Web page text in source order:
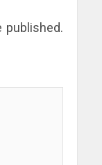
published.